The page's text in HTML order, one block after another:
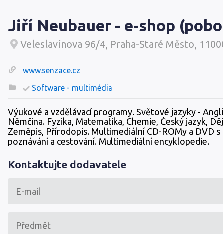
Jiří Neubauer - e-shop
Veleslavínova 96/4, Praha-Staré Město,
www.senzace.cz
Software - multimédia
Výukové a vzdělávací programy. Světové jazyky -
Němčina. Fyzika, Matematika, Chemie, Český jazyk,
Zeměpis, Přírodopis. Multimediální CD-ROMy a DVD
poznávání a cestování. Multimediální encyklopedie.
Kontaktujte dodavatele